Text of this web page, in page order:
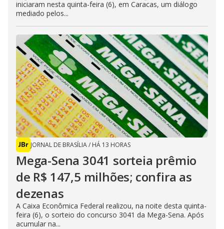
iniciaram nesta quinta-feira (6), em Caracas, um diálogo
mediado pelos...
JORNAL DE BRASÍLIA/ HÁ 13 HORAS
Mega-Sena 3041 sorteia prêmio
de R$ 147,5 milhões; confira as
dezenas
A Caixa Econômica Federal realizou, na noite desta quinta-
feira (6), o sorteio do concurso 3041 da Mega-Sena. Após
acumular na...